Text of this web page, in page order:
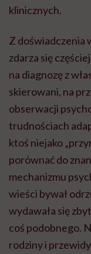
klinicznych.
Z doświadczenia
zdarza się
na diagnozę z
skierowani, na
obserwacji
trudnościach
ktoś niejako
porównać do
mechanizmu
wieści bywał
wydawała się
coś podobnego.
rodziny i